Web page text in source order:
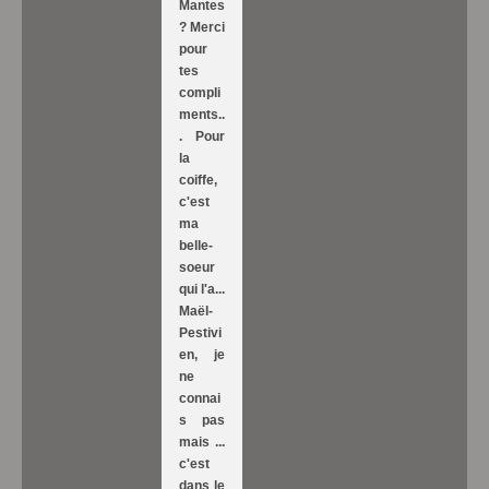
Mantes
? Merci
pour
tes
compli
ments..
. Pour
la
coiffe,
c'est
ma
belle-
soeur
qui l'a...
Maël-
Pestivi
en, je
ne
connai
s pas
mais ...
c'est
dans le